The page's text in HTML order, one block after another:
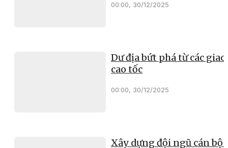
00:00, 30/12/2025
Dư địa bứt phá từ các
cao tốc
00:00, 30/12/2025
Xây dựng đội ngũ cán bộ